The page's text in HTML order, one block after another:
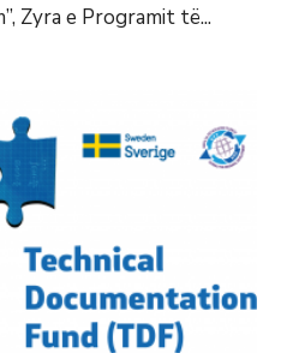
Zyra e Programit të...